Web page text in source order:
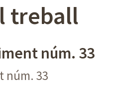
treball
núm. 33
núm. 33